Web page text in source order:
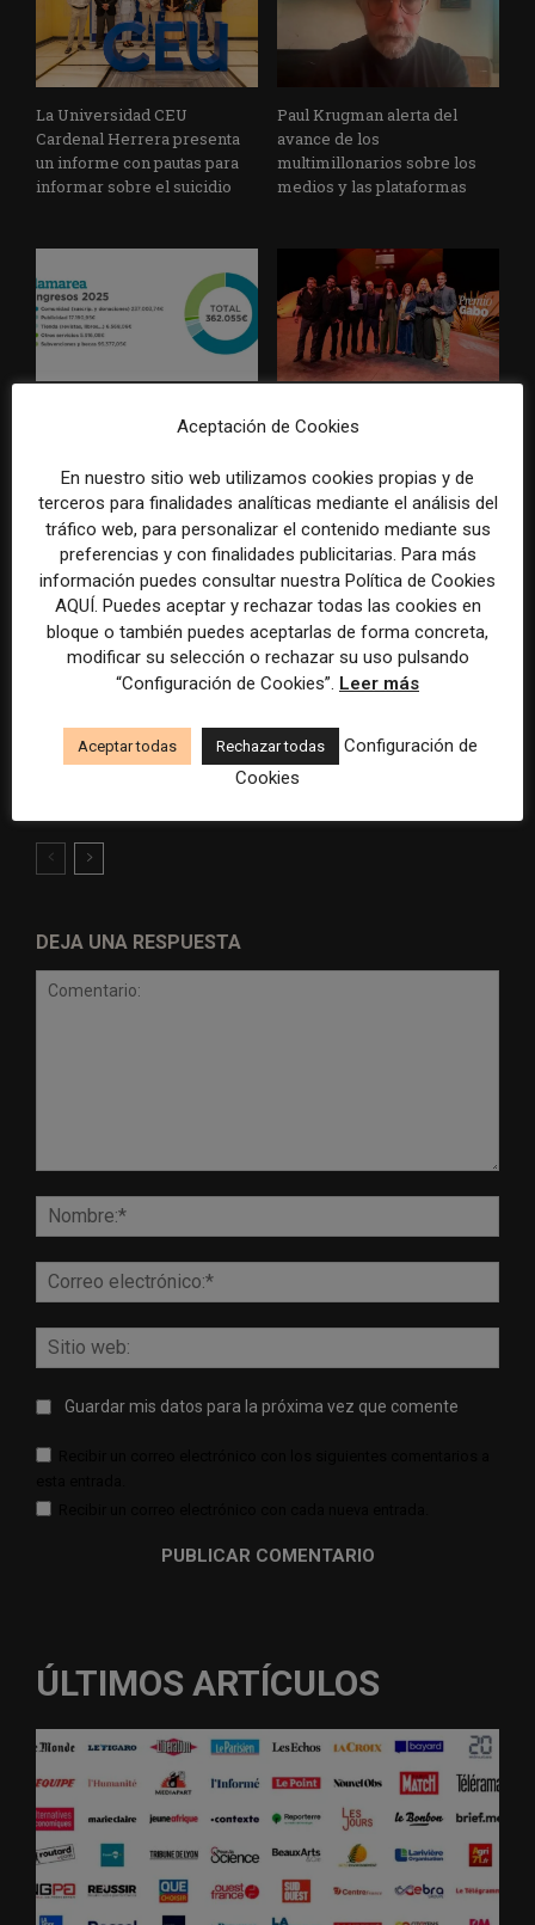
La Universidad CEU
Cardenal Herrera presenta
un informe con pautas para
informar sobre el suicidio
Paul Krugman alerta del
avance de los
multimillonarios sobre los
medios y las plataformas
euros
reconoce cinco historias de
sobre el poder, la memoria y
la violencia
Radio Televisión Madrid
establece un sistema de
ADEPA crea un premio
especial para la mejor
cobertura periodística del
DEJA UNA RESPUESTA
Guardar mis datos para la próxima vez que comente
ÚLTIMOS ARTÍCULOS
Aceptación de Cookies
En nuestro sitio web utilizamos cookies propias y de
terceros para finalidades analíticas mediante el análisis del
tráfico web, para personalizar el contenido mediante sus
preferencias y con finalidades publicitarias. Para más
información puedes consultar nuestra Política de Cookies
AQUÍ. Puedes aceptar y rechazar todas las cookies en
bloque o también puedes aceptarlas de forma concreta,
modificar su selección o rechazar su uso pulsando
“Configuración de Cookies”. Leer más
Aceptar todas Rechazar todas
Configuración de
Cookies